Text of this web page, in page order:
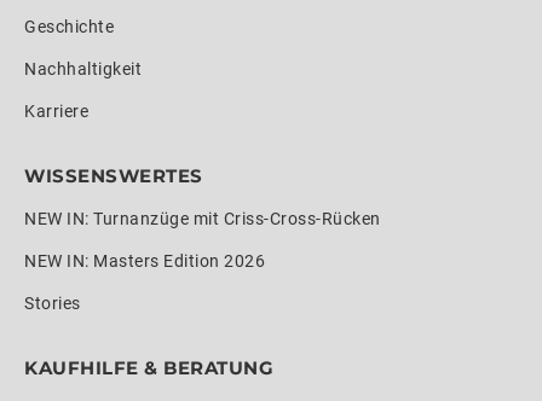
Geschichte
Nachhaltigkeit
Karriere
WISSENSWERTES
NEW IN: Turnanzüge mit Criss-Cross-Rücken
NEW IN: Masters Edition 2026
Stories
KAUFHILFE & BERATUNG